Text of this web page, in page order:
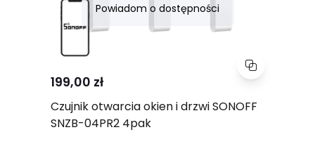
Powiadom o dostępności
199,00 zł
Czujnik otwarcia okien i drzwi SONOFF
SNZB-04PR2 4pak